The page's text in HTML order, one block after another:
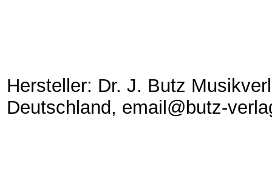
Hersteller: Dr. J. Butz
Deutschland, email@butz-